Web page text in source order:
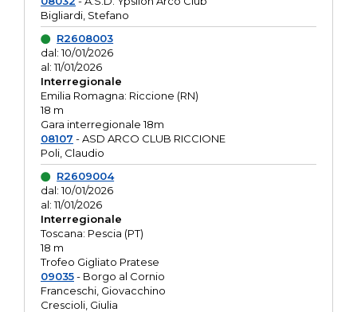
Bigliardi, Stefano
R2608003
dal: 10/01/2026
al: 11/01/2026
Interregionale
Emilia Romagna: Riccione (RN)
18 m
Gara interregionale 18m
08107 - ASD ARCO CLUB RICCIONE
Poli, Claudio
R2609004
dal: 10/01/2026
al: 11/01/2026
Interregionale
Toscana: Pescia (PT)
18 m
Trofeo Gigliato Pratese
09035- Borgo al Cornio
Franceschi, Giovacchino
Crescioli, Giulia